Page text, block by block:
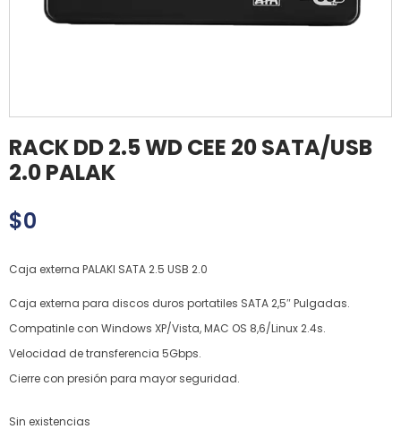
RACK DD 2.5 WD CEE 20 SATA/USB
2.0 PALAK
$0
Caja externa PALAKI SATA 2.5 USB 2.0
Caja externa para discos duros portatiles SATA 2,5″ Pulgadas.
Compatinle con Windows XP/Vista, MAC OS 8,6/Linux 2.4s.
Velocidad de transferencia 5Gbps.
Cierre con presión para mayor seguridad.
Sin existencias